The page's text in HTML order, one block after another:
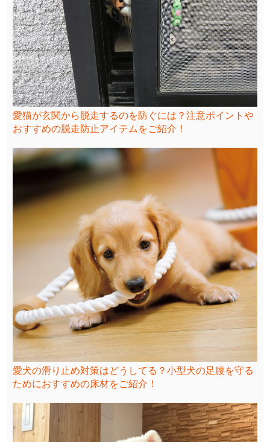
愛猫が玄関から脱走するのを防ぐには？注意ポイントや
おすすめの脱走防止アイテムをご紹介！
愛犬の滑り止め対策はどうしてる？小型犬の足腰を守る
ためにおすすめの床材をご紹介！